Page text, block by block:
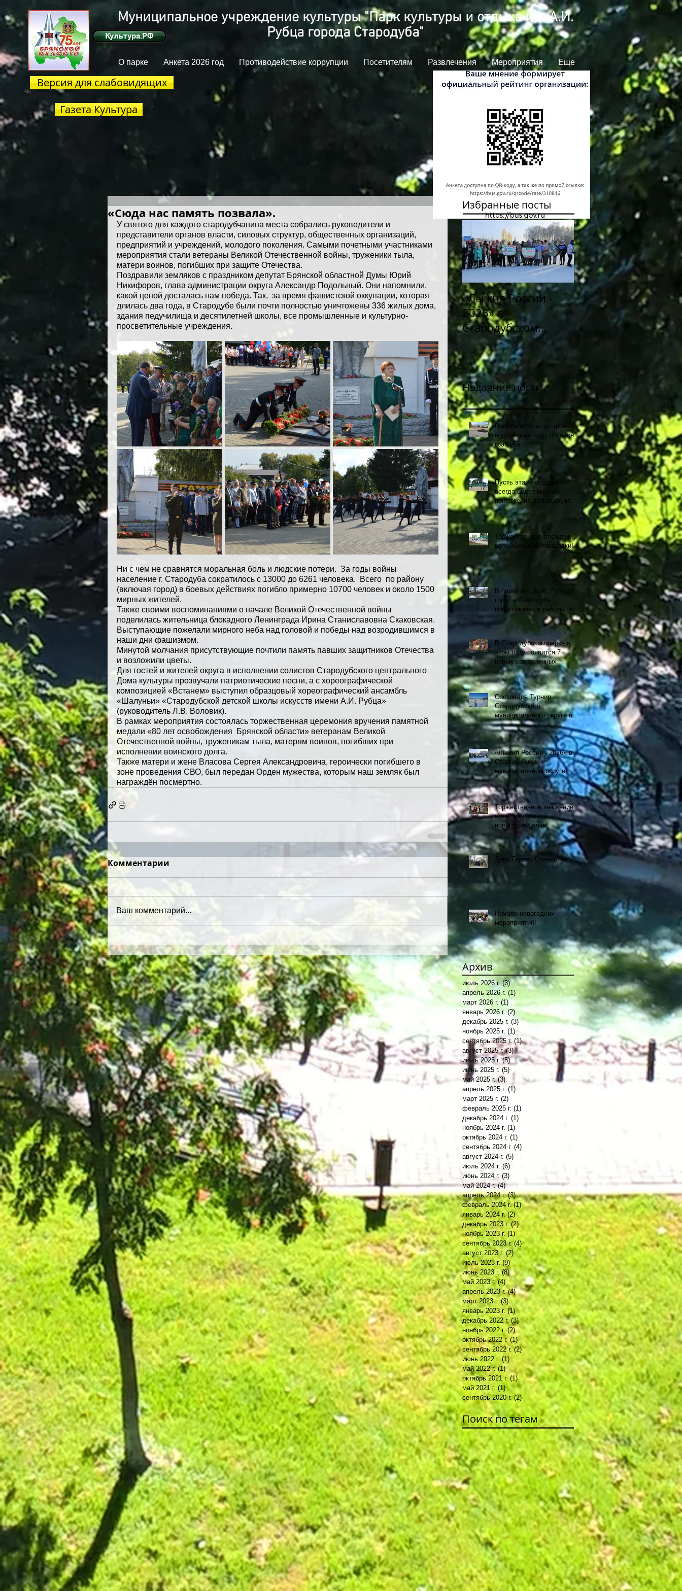
О парке Анкета 2026 год Противодействие коррупции Посетителям Развлечения Мероприятия Еще
Муниципальное учреждение культуры "Парк культуры и отдыха им. А.И.
Рубца города Стародуба"
Культура.РФ
Версия для слабовидящих
Газета Культура
«Сюда нас память позвала».
У святого для каждого стародубчанина места собрались руководители и
представители органов власти, силовых структур, общественных организаций,
предприятий и учреждений, молодого поколения. Самыми почетными участниками
мероприятия стали ветераны Великой Отечественной войны, труженики тыла,
матери воинов, погибших при защите Отечества.
Поздравили земляков с праздником депутат Брянской областной Думы Юрий
Никифоров, глава администрации округа Александр Подольный. Они напомнили,
какой ценой досталась нам победа. Так,  за время фашистской оккупации, которая
длилась два года, в Стародубе были почти полностью уничтожены 336 жилых дома,
здания педучилища и десятилетней школы, все промышленные и культурно-
просветительные учреждения.
Ни с чем не сравнятся моральная боль и людские потери.  За годы войны
население г. Стародуба сократилось с 13000 до 6261 человека.  Всего  по району
(включая город) в боевых действиях погибло примерно 10700 человек и около 1500
мирных жителей.
Также своими воспоминаниями о начале Великой Отечественной войны
поделилась жительница блокадного Ленинграда Ирина Станиславовна Скаковская.
Выступающие пожелали мирного неба над головой и победы над возродившимся в
наши дни фашизмом.
Минутой молчания присутствующие почтили память павших защитников Отечества
и возложили цветы.
Для гостей и жителей округа в исполнении солистов Стародубского центрального
Дома культуры прозвучали патриотические песни, а с хореографической
композицией «Встанем» выступил образцовый хореографический ансамбль
«Шалуньи» «Стародубской детской школы искусств имени А.И. Рубца»
(руководитель Л.В. Воловик).
В рамках мероприятия состоялась торжественная церемония вручения памятной
медали «80 лет освобождения  Брянской области» ветеранам Великой
Отечественной войны, труженикам тыла, матерям воинов, погибших при
исполнении воинского долга.
Также матери и жене Власова Сергея Александровича, героически погибшего в
зоне проведения СВО, был передан Орден мужества, которым наш земляк был
награждён посмертно.
Комментарии
Ваш комментарий...
Избранные посты
«Лыжня России -
2026» в
Стародубском
муниципальном
округе!
Митинг «Память в
поколений»,
советского народа
Великой
Отечественной
войне 1941-1945
годов
Недавние посты
Работы по благоустройству
и установке идут согласно
графика
Пусть эта площадка
всегда будет местом
притяжения для всех, кто
любит спорт и активный
образ жизни!
Торжественное открытие
волейбольной площадки!
В парке им. А. И. Рубца
города Стародуба
продолжаются работы по
установке современных
В Стародубском парке в
этом году появится 7
новых современных
аттракционов.
Состоялся Турнир
Стародубского
муниципального округа по
рыбной ловле на
мормышку со льда
«Лыжня России - 2026» в
Стародубском
муниципальном округе!
Торжественное зажжение
огней на главной
новогодней ёлке!
День Героев Отечества
Начало новогодних
мероприятий!
Архив
июль 2026 г. (3)3 поста
апрель 2026 г. (1) 1 пост
март 2026 г. (1)
январь 2026 г. (2)2 поста
декабрь 2025 г. (3)3 поста
ноябрь 2025 г. (1) 1 пост
сентябрь 2025 г. (1)1 пост
август 2025 г. (3)3 поста
июль 2025 г. (5)5 постов
июнь 2025 г. (5) 5 постов
май 2025 г. (3) 3 поста
апрель 2025 г. (1)
март 2025 г. (2)
февраль 2025 г. (1)
декабрь 2024 г. (1)
ноябрь 2024 г. (1)
октябрь 2024 г. (1)
сентябрь 2024 г. (4)
август 2024 г. (5)
июль 2024 г. (6)
июнь 2024 г. (3)
май 2024 г. (4)4 поста
апрель 2024 г. (3)3 поста
февраль 2024 г. (1)1 пост
январь 2024 г. (2)2 поста
декабрь 2023 г. (2) 2 поста
ноябрь 2023 г. (1) 1 пост
сентябрь 2023 г. (4)4 поста
август 2023 г. (2)2 поста
июль 2023 г. (9)9 постов
июнь 2023 г. (8)8 постов
май 2023 г. (4)4 поста
апрель 2023 г. (4)4 поста
март 2023 г. (3) 3 поста
январь 2023 г. (1)1 пост
декабрь 2022 г. (3)3 поста
ноябрь 2022 г. (2)2 поста
октябрь 2022 г. (1)1 пост
сентябрь 2022 г. (2)2 поста
июнь 2022 г. (1) 1 пост
май 2022 г. (1)1 пост
октябрь 2021 г. (1)1 пост
май 2021 г. (1)1 пост
сентябрь 2020 г. (2) 2 поста
Поиск по тегам